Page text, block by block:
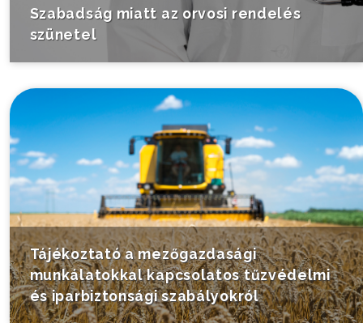
Szabadság miatt az orvosi rendelés
szünetel
Tájékoztató a mezőgazdasági
munkálatokkal kapcsolatos tűzvédelmi
és iparbiztonsági szabályokról